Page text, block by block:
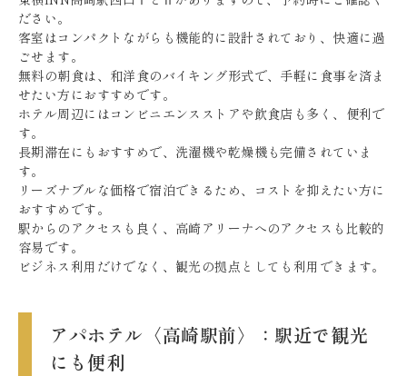
ださい。
客室はコンパクトながらも機能的に設計されており、快適に過
ごせます。
無料の朝食は、和洋食のバイキング形式で、手軽に食事を済ま
せたい方におすすめです。
ホテル周辺にはコンビニエンスストアや飲食店も多く、便利で
す。
長期滞在にもおすすめで、洗濯機や乾燥機も完備されていま
す。
リーズナブルな価格で宿泊できるため、コストを抑えたい方に
おすすめです。
駅からのアクセスも良く、高崎アリーナへのアクセスも比較的
容易です。
ビジネス利用だけでなく、観光の拠点としても利用できます。
アパホテル〈高崎駅前〉：駅近で観光
にも便利